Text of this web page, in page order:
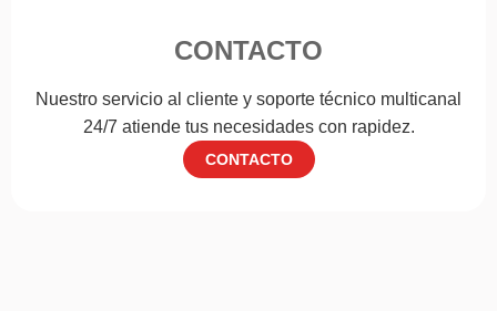
CONTACTO
Nuestro servicio al cliente y soporte técnico multicanal
24/7 atiende tus necesidades con rapidez.
CONTACTO